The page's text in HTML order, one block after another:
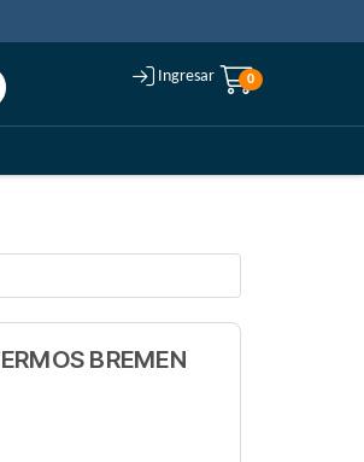
Ingresar 0
BREMEN